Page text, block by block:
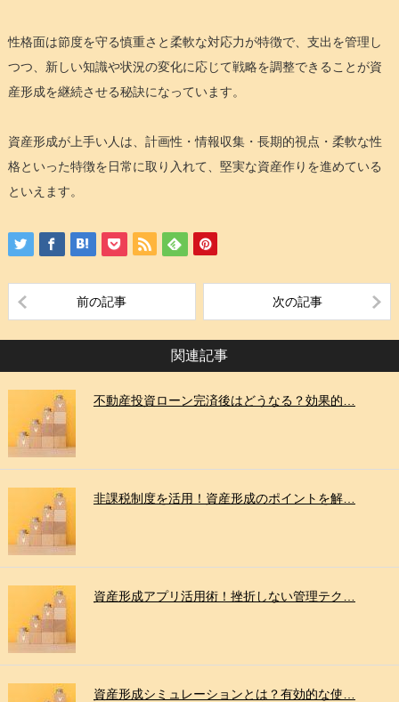
性格面は節度を守る慎重さと柔軟な対応力が特徴で、支出を管理し
つつ、新しい知識や状況の変化に応じて戦略を調整できることが資
産形成を継続させる秘訣になっています。
資産形成が上手い人は、計画性・情報収集・長期的視点・柔軟な性
格といった特徴を日常に取り入れて、堅実な資産作りを進めている
といえます。
前の記事 次の記事
関連記事
不動産投資ローン完済後はどうなる？効果的…
非課税制度を活用！資産形成のポイントを解…
資産形成アプリ活用術！挫折しない管理テク…
資産形成シミュレーションとは？有効的な使…